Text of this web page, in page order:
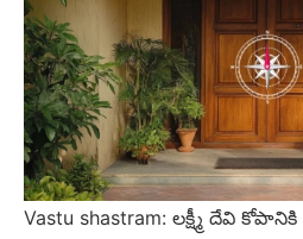
Vastu shastram: లక్ష్మీ దేవి